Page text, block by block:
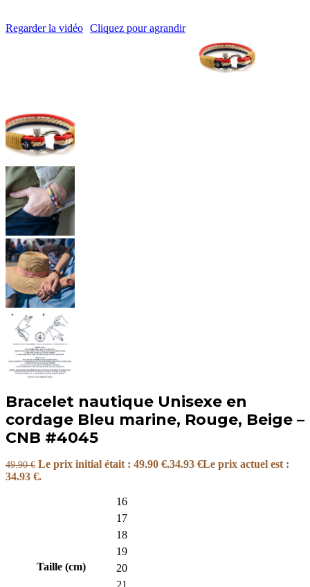
Regarder la vidéo Cliquez pour agrandir
Bracelet nautique Unisexe en
cordage Bleu marine, Rouge, Beige –
CNB #4045
49.90€ Le prix initial était : 49.90 €.34.93 €Le prix actuel est :
34.93 €.
Taille (cm)
16
17
18
19
20
21